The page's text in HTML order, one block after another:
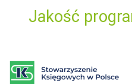
Jakość